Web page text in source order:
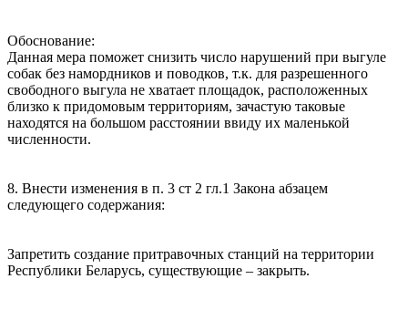
Обоснование:
Данная мера поможет снизить число нарушений при выгуле
собак без намордников и поводков, т.к. для разрешенного
свободного выгула не хватает площадок, расположенных
близко к придомовым территориям, зачастую таковые
находятся на большом расстоянии ввиду их маленькой
численности.
8. Внести изменения в п. 3 ст 2 гл.1 Закона абзацем
следующего содержания:
Запретить создание притравочных станций на территории
Республики Беларусь, существующие – закрыть.